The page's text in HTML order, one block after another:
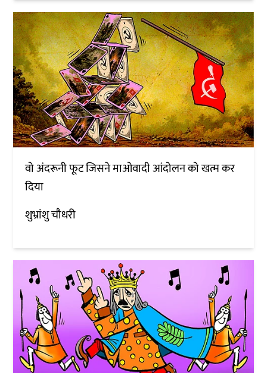
वो अंदरूनी फूट जिसने माओवादी आंदोलन को खत्म कर
दिया
शुभ्रांशु चौधरी